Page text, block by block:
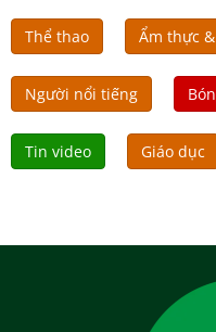
Thể thao Ẩm thực
Người nổi tiếng
Tin video Giáo dục